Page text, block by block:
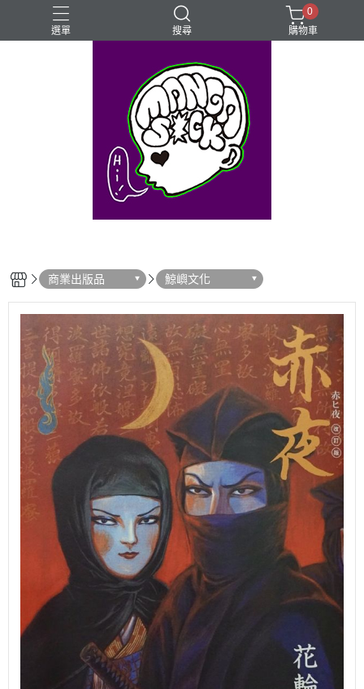
選單 搜尋
⊰⊱꧁LGBTQIA꧂⊰⊱
Mangasick Love
Mangasick出版！(੭•̀ᴗ•̀)
動物 實驗
0
購物車
商業出版品 鯨嶼文化